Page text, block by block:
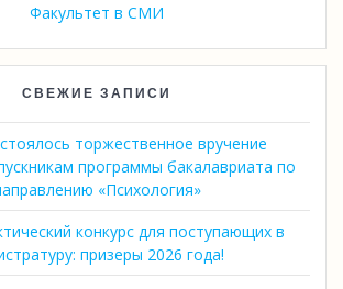
Факультет в СМИ
СВЕЖИЕ ЗАПИСИ
торжественное вручение
программы бакалавриата по
«Психология»
конкурс для поступающих в
призеры 2026 года!